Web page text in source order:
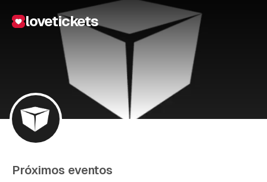
lovetickets
Próximos eventos